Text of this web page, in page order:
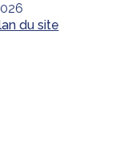
du site